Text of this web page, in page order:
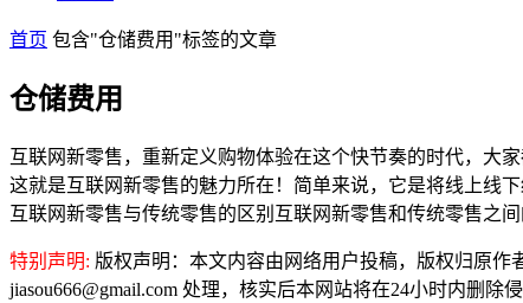
首页 包含"仓储费用"标签的文章
仓储费用
互联网新零售，重新定义购物体验在这个快节奏的时代，大
这就是互联网新零售的魅力所在！简单来说，它是将线上线
互联网新零售与传统零售的区别互联网新零售和传统零售之
特别声明: 版权声明：本文内容由网络用户投稿，版权归原作
jiasou666@gmail.com 处理，核实后本网站将在24小时内删除侵